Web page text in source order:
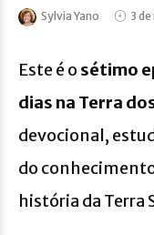
Sylvia Yano 3
Este é o sétimo
dias na Terra
devocional,
do
história da Terra